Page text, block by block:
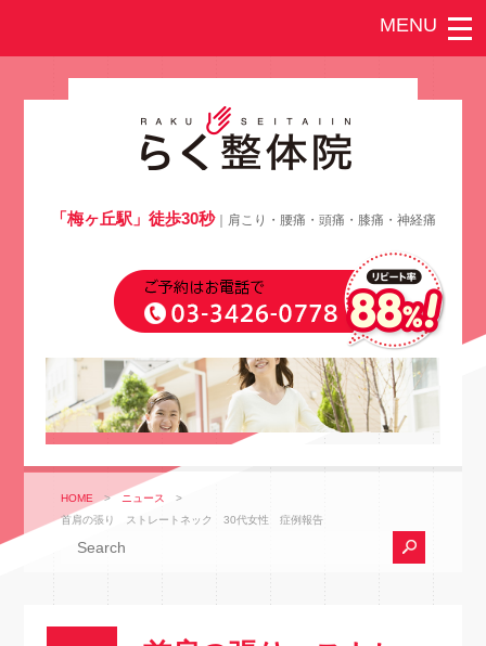
「梅ヶ丘駅」徒歩30秒｜肩こり・腰痛・頭痛・膝痛・神経痛
HOME > ニュース
>
首肩の張り ストレートネック 30代女性 症例報告